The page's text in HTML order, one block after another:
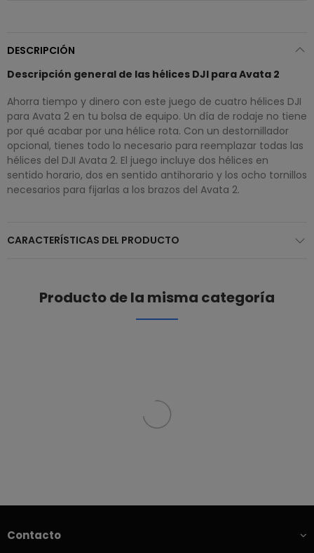
DESCRIPCIÓN
Descripción general de las hélices DJI para Avata 2
Ahorra tiempo y dinero con este juego de cuatro hélices DJI
para Avata 2 en tu bolsa de equipo. Un día de rodaje no tiene
por qué acabar por una hélice rota. Con un destornillador
opcional, tienes todo lo necesario para reemplazar todas las
hélices del DJI Avata 2. El juego incluye dos hélices en
sentido horario, dos en sentido antihorario y los ocho tornillos
necesarios para fijarlas a los brazos del Avata 2.
CARACTERÍSTICAS DEL PRODUCTO
Producto de la misma categoría
Contacto